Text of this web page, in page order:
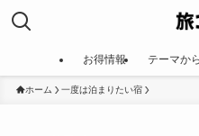
お得情報 テーマか
ホーム 一度は泊まりたい宿